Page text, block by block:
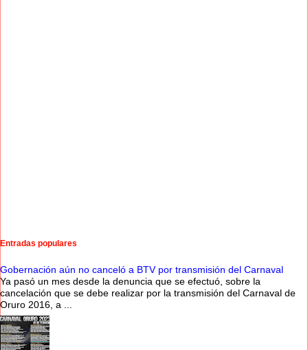
Entradas populares
Gobernación aún no canceló a BTV por transmisión del Carnaval
Ya pasó un mes desde la denuncia que se efectuó, sobre la
cancelación que se debe realizar por la transmisión del Carnaval de
Oruro 2016, a ...